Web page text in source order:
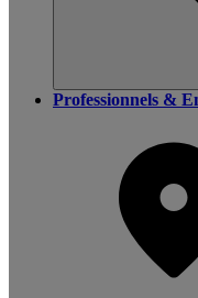
Professionnels &